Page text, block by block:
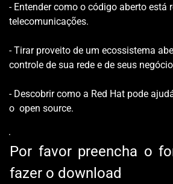
- Entender como o código aberto está
telecomunicações.
- Tirar proveito de um ecossistema
controle de sua rede e de seus
- Descobrir como a Red Hat pode
o  open source.
Por favor preencha o
fazer o download